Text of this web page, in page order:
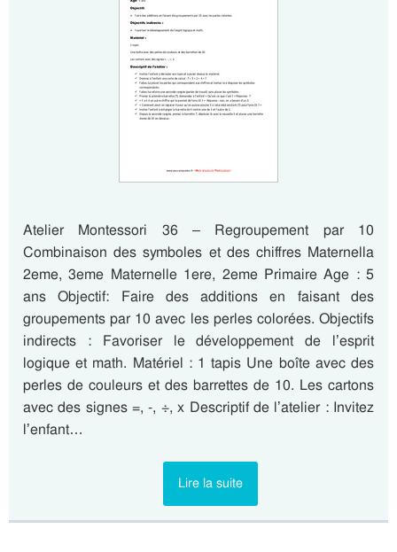
Atelier Montessori 36 – Regroupement par 10
Combinaison des symboles et des chiffres Maternella
2eme, 3eme Maternelle 1ere, 2eme Primaire Age : 5
ans Objectif: Faire des additions en faisant des
groupements par 10 avec les perles colorées. Objectifs
indirects : Favoriser le développement de l’esprit
logique et math. Matériel : 1 tapis Une boîte avec des
perles de couleurs et des barrettes de 10. Les cartons
avec des signes =, -, ÷, x Descriptif de l’atelier : Invitez
l’enfant…
Lire la suite